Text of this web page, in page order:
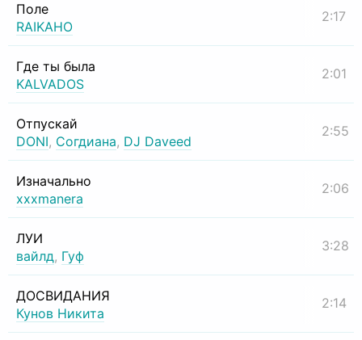
Поле
RAIKAHO
2:17
Где ты была
KALVADOS
2:01
Отпускай
DONI, Согдиана, DJ Daveed
2:55
Изначально
xxxmanera
2:06
ЛУИ
вайлд, Гуф
3:28
ДОСВИДАНИЯ
Кунов Никита
2:14